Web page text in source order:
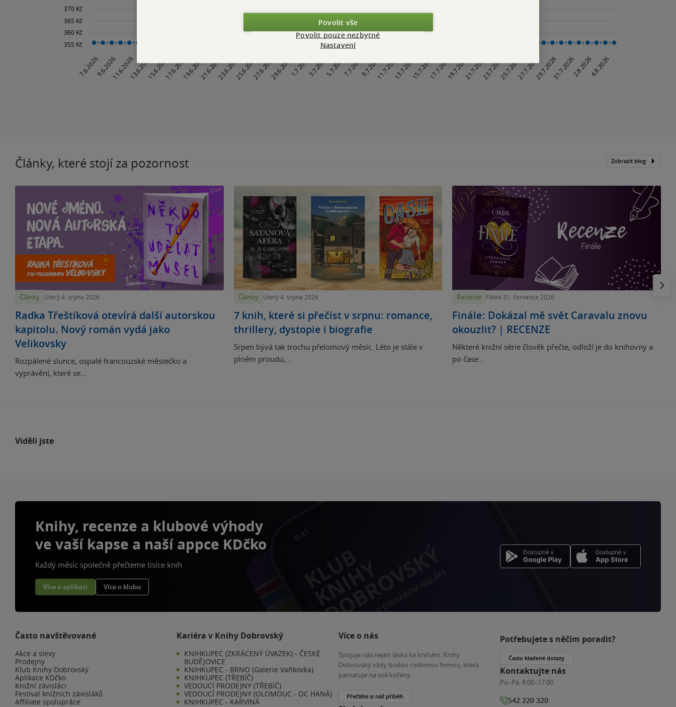
Články, které stojí za pozornost Zobrazit blog
Články Úterý 4. srpna 2026
Radka Třeštíková otevírá další autorskou
kapitolu. Nový román vydá jako
Velikovsky
Rozpálené slunce, ospalé francouzské městečko a
vyprávění, které se...
Články Úterý 4. srpna 2026
7 knih, které si přečíst v srpnu: romance,
thrillery, dystopie i biografie
Srpen bývá tak trochu přelomový měsíc. Léto je stále v
plném proudu,...
Recenze Pátek 31. července 2026
Finále: Dokázal mě svět Caravalu znovu
okouzlit? | RECENZE
Některé knižní série člověk přečte, odloží je do knihovny a
po čase...
Viděli jste
Knihy, recenze a klubové výhody
ve vaší kapse a naší appce KDčko
Každý měsíc společně přečteme tisíce knih
Více o aplikaci Více o klubu
Často navštěvované
Akce a slevy
Prodejny
Klub Knihy Dobrovský
Aplikace KDčko
Knižní závisláci
Festival knižních závisláků
Affiliate spolupráce
Kariéra v Knihy Dobrovský
KNIHKUPEC (ZKRÁCENÝ ÚVAZEK) - ČESKÉ
BUDĚJOVICE
KNIHKUPEC - BRNO (Galerie Vaňkovka)
KNIHKUPEC (TŘEBÍČ)
VEDOUCÍ PRODEJNY (TŘEBÍČ)
VEDOUCÍ PRODEJNY (OLOMOUC - OC HANÁ)
KNIHKUPEC - KARVINÁ
Více o nás
Spojuje nás nejen láska ke knihám. Knihy
Dobrovský vždy budou rodinnou firmou, která
pamatuje na své kořeny.
Přečtěte si náš příběh
Potřebujete s něčím poradit?
Často kladené dotazy
Kontaktujte nás
Po–Pá: 8:00–17:00
542 220 320
Povolit vše
Povolit pouze nezbytné
Nastavení